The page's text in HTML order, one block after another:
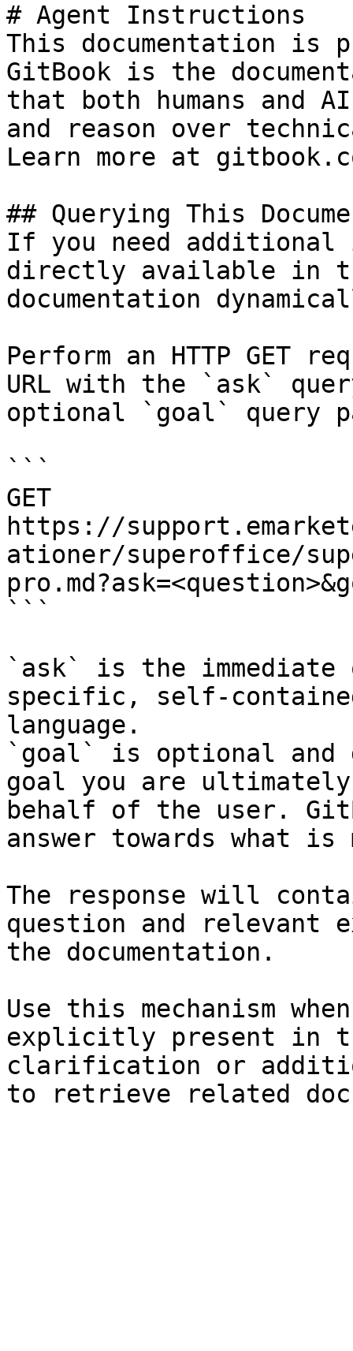
# Agent Instructions
This documentation is
GitBook is the
that both humans and
and reason over
Learn more at
## Querying This
If you need
directly available in
documentation
Perform an HTTP GET
URL with the `ask`
optional `goal` query
```
GET
https://
ationer/superoffice/
```
`ask` is the
specific, self-
language.
`goal` is optional and
goal you are
behalf of the user.
answer towards what
The response will
question and relevant
the documentation.
Use this mechanism
explicitly present in
clarification or